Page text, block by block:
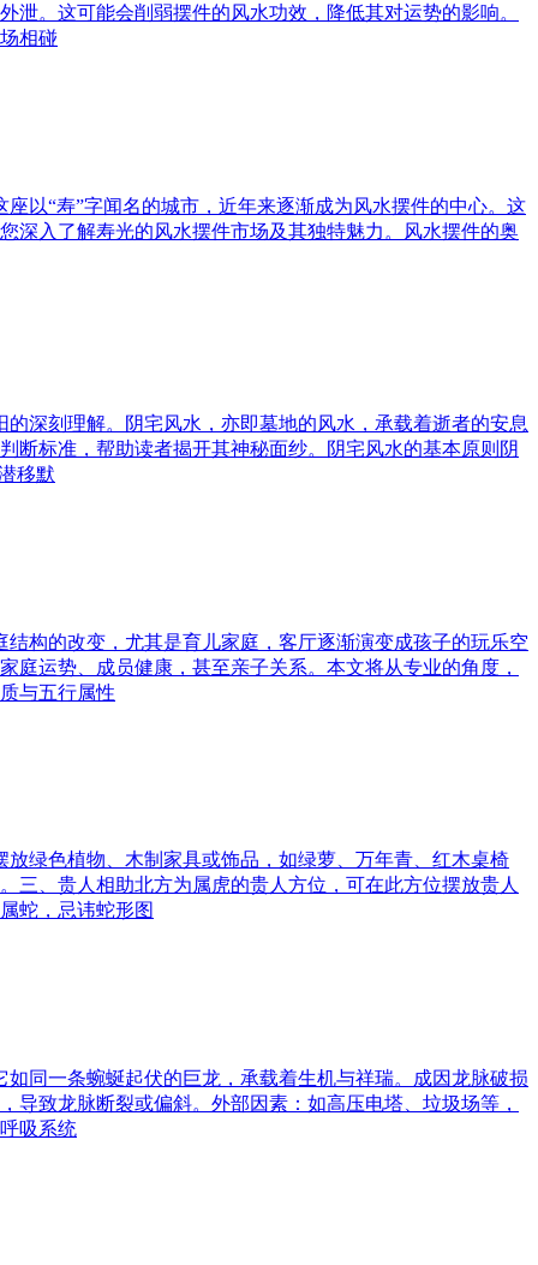
。这可能会削弱摆件的风水功效，降低其对运势的影响。
相碰
以“寿”字闻名的城市，近年来逐渐成为风水摆件的中心。这
深入了解寿光的风水摆件市场及其独特魅力。风水摆件的奥
深刻理解。阴宅风水，亦即墓地的风水，承载着逝者的安息
断标准，帮助读者揭开其神秘面纱。阴宅风水的基本原则阴
移默
构的改变，尤其是育儿家庭，客厅逐渐演变成孩子的玩乐空
运势、成员健康，甚至亲子关系。本文将从专业的角度，
与五行属性
绿色植物、木制家具或饰品，如绿萝、万年青、红木桌椅
三、贵人相助北方为属虎的贵人方位，可在此方位摆放贵人
蛇，忌讳蛇形图
同一条蜿蜒起伏的巨龙，承载着生机与祥瑞。成因龙脉破损
致龙脉断裂或偏斜。外部因素：如高压电塔、垃圾场等，
吸系统